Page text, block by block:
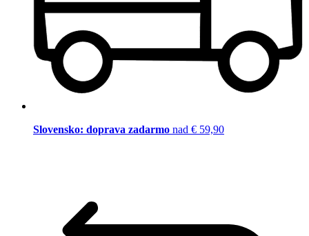
Slovensko: doprava zadarmo nad € 59,90